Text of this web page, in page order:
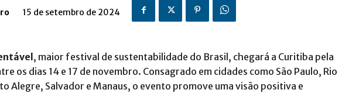
15 de setembro de 2024
, maior festival de sustentabilidade do Brasil, chegará a Curitiba pela
os dias 14 e 17 de novembro. Consagrado em cidades como São Paulo, Rio
Alegre, Salvador e Manaus, o evento promove uma visão positiva e